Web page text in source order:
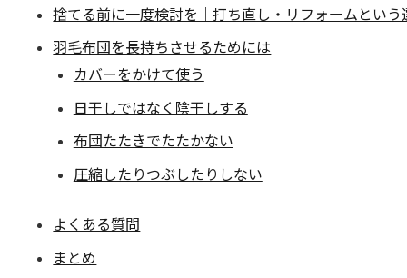
捨てる前に一度検討を｜打ち直し・リフォームという
羽毛布団を長持ちさせるためには
カバーをかけて使う
日干しではなく陰干しする
布団たたきでたたかない
圧縮したりつぶしたりしない
よくある質問
まとめ